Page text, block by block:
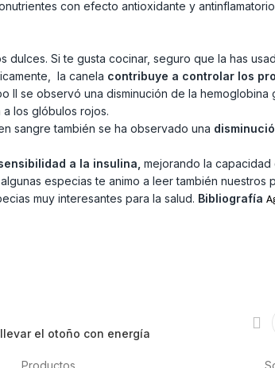
con efecto antioxidante y
dulces. Si te gusta cocinar, seguro que la has
la canela contribuye a controlar los
II se observó una disminución de la
los glóbulos rojos.
sangre también se ha observado una
a la insulina, mejorando la
especias te animo a leer también nuestros
muy interesantes para la salud. Bibliografía
el otoño con energía
Productos